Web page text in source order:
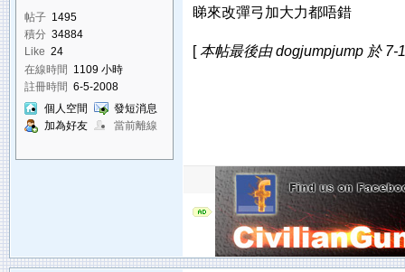
帖子 1495
積分 34884
Like 24
在線時間 1109 小時
註冊時間 6-5-2008
個人空間
發短消息
加為好友
當前離線
睇來改彈弓加大力都唔錯
[本帖最後由 dogjumpjump 於 7-